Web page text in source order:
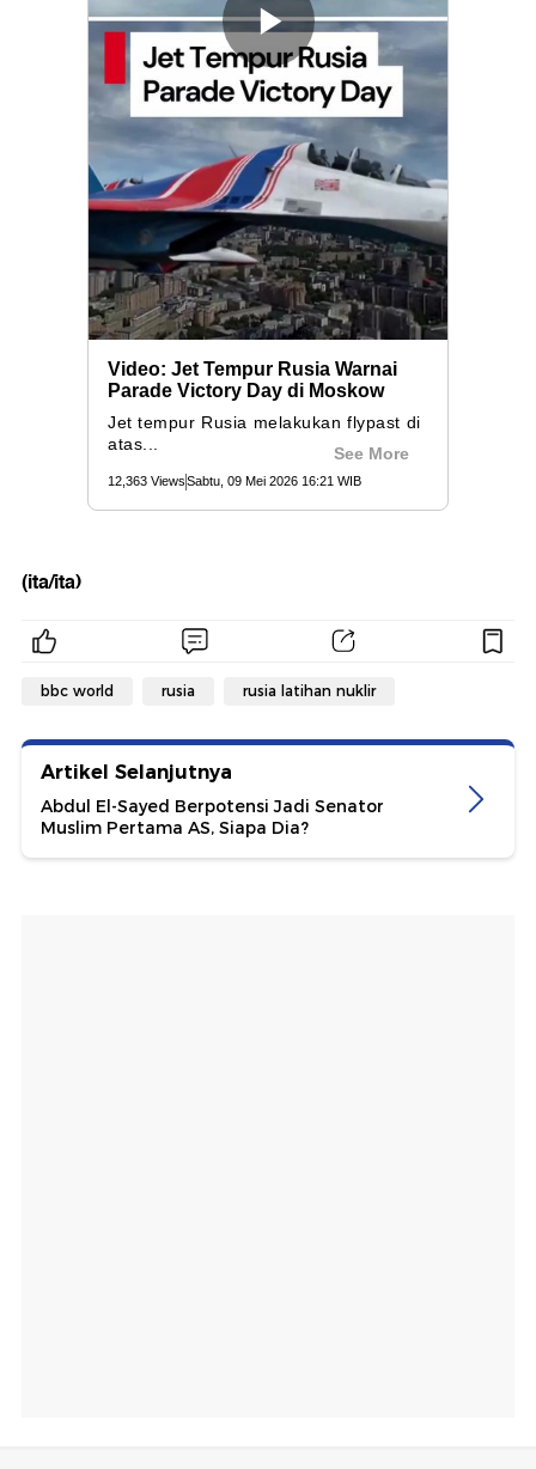
(ita/ita)
bbc world rusia rusia latihan nuklir
Artikel Selanjutnya
Abdul El-Sayed Berpotensi Jadi Senator
Muslim Pertama AS, Siapa Dia?